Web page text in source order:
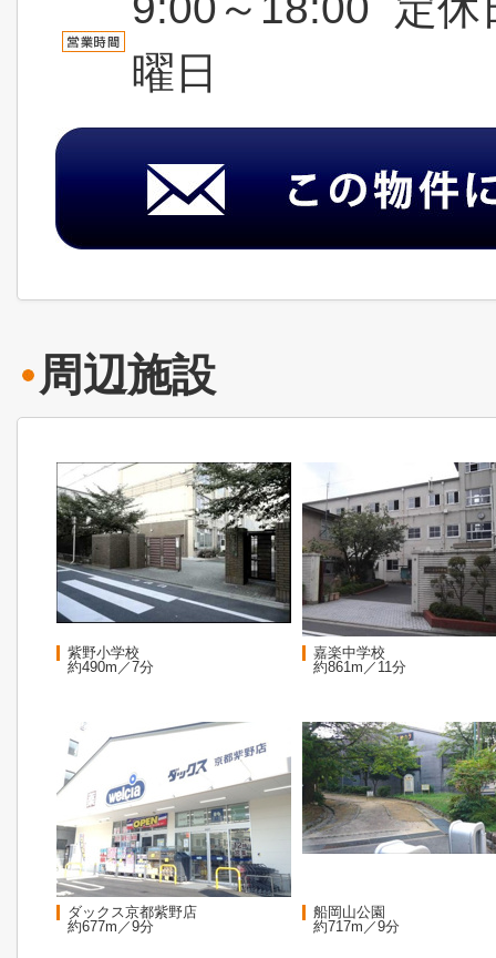
曜日
周辺施設
紫野小学校
約490m／7分
嘉楽中学校
約861m／11分
ダックス京都紫野店
約677m／9分
船岡山公園
約717m／9分